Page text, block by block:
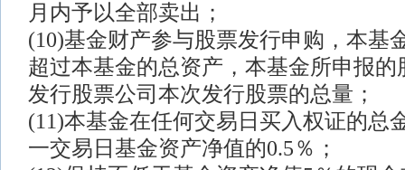
月内予以全部卖出；
(10)基金财产参与股票发行申购，本基
超过本基金的总资产，本基金所申报的
发行股票公司本次发行股票的总量；
(11)本基金在任何交易日买入权证的总
一交易日基金资产净值的0.5％；